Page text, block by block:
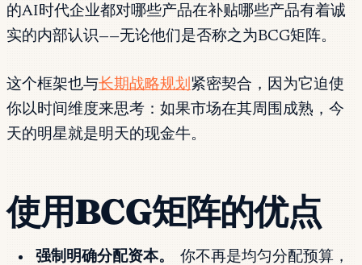
的AI时代企业都对哪些产品在补贴哪些产品有着诚
实的内部认识——无论他们是否称之为BCG矩阵。
这个框架也与长期战略规划 紧密契合，因为它迫使
你以时间维度来思考：如果市场在其周围成熟，今
天的明星就是明天的现金牛。
使用BCG矩阵的优点
强制明确分配资本。 你不再是均匀分配预算，